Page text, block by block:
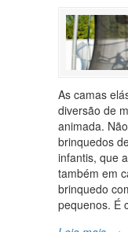
As camas
diversão de
animada.
brinquedos
infantis, que
também em
brinquedo
pequenos. É